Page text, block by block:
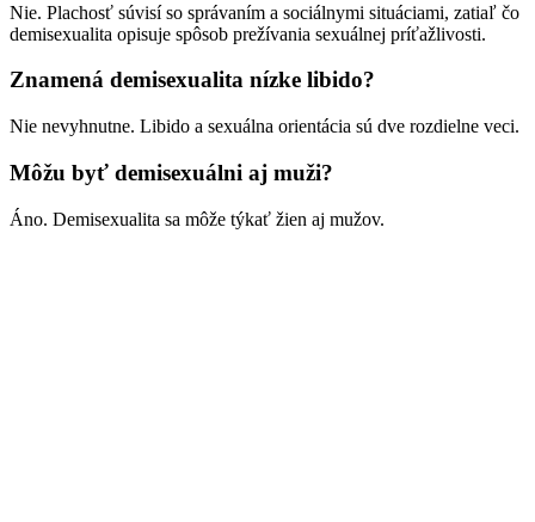
Nie. Plachosť súvisí so správaním a sociálnymi situáciami, zatiaľ čo
demisexualita opisuje spôsob prežívania sexuálnej príťažlivosti.
Znamená demisexualita nízke libido?
Nie nevyhnutne. Libido a sexuálna orientácia sú dve rozdielne veci.
Môžu byť demisexuálni aj muži?
Áno. Demisexualita sa môže týkať žien aj mužov.